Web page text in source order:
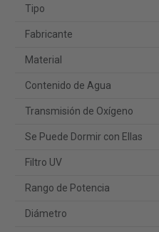
Tipo
Fabricante
Material
Contenido de Agua
Transmisión de Oxígeno
Se Puede Dormir con Ellas
Filtro UV
Rango de Potencia
Diámetro